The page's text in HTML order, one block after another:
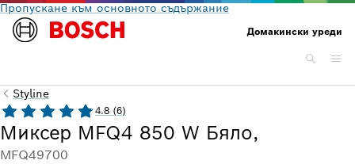
Пропускане към основното съдържание
Домакински уреди
Styline
Миксер MFQ4 850 W Бяло,
MFQ49700
4.8 (6)